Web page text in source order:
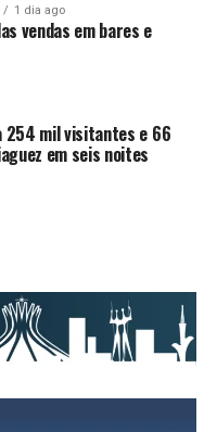
1 dia ago
vendas em bares e
254 mil visitantes e 66
em seis noites